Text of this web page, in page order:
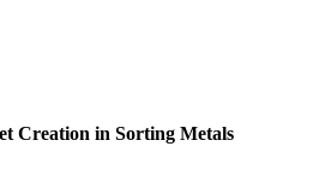
Creation in Sorting Metals